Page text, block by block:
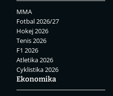
MMA
Fotbal 2026/27
Hokej 2026
Tenis 2026
F1 2026
Atletika 2026
Cyklistika 2026
Ekonomika